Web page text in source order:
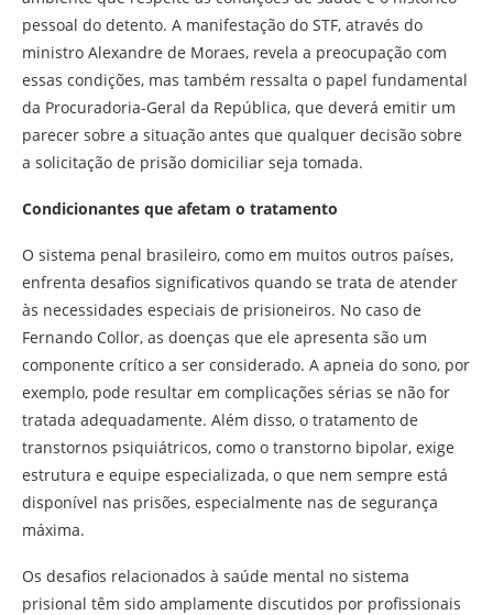
pessoal do detento. A manifestação do STF, através do
ministro Alexandre de Moraes, revela a preocupação com
essas condições, mas também ressalta o papel fundamental
da Procuradoria-Geral da República, que deverá emitir um
parecer sobre a situação antes que qualquer decisão sobre
a solicitação de prisão domiciliar seja tomada.
Condicionantes que afetam o tratamento
O sistema penal brasileiro, como em muitos outros países,
enfrenta desafios significativos quando se trata de atender
às necessidades especiais de prisioneiros. No caso de
Fernando Collor, as doenças que ele apresenta são um
componente crítico a ser considerado. A apneia do sono, por
exemplo, pode resultar em complicações sérias se não for
tratada adequadamente. Além disso, o tratamento de
transtornos psiquiátricos, como o transtorno bipolar, exige
estrutura e equipe especializada, o que nem sempre está
disponível nas prisões, especialmente nas de segurança
máxima.
Os desafios relacionados à saúde mental no sistema
prisional têm sido amplamente discutidos por profissionais